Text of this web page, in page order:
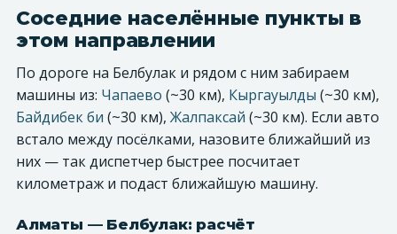
Соседние населённые пункты в
этом направлении
По дороге на Белбулак и рядом с ним забираем
машины из: Чапаево (~30 км), Кыргауылды (~30 км),
Байдибек би (~30 км), Жалпаксай (~30 км). Если авто
встало между посёлками, назовите ближайший из
них — так диспетчер быстрее посчитает
километраж и подаст ближайшую машину.
Алматы — Белбулак: расчёт